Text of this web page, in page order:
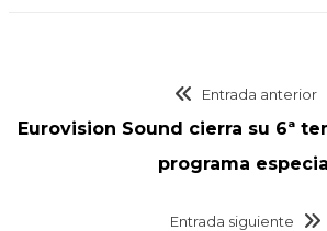
Entrada anterior
Eurovision Sound cierra su 6ª
programa
Entrada siguiente